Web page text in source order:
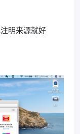
明来源就好